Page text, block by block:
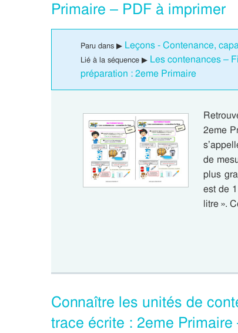
Primaire – PDF à imprimer
Paru dans ▶ Leçons - Contenance,
Lié à la séquence ▶ Les contenances –
préparation : 2eme Primaire
2eme
de
plus
est de
litre ».
Connaître les unités de
trace écrite : 2eme